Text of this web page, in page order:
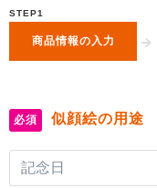
STEP1
商品情報の入力
必須 似顔絵の用途